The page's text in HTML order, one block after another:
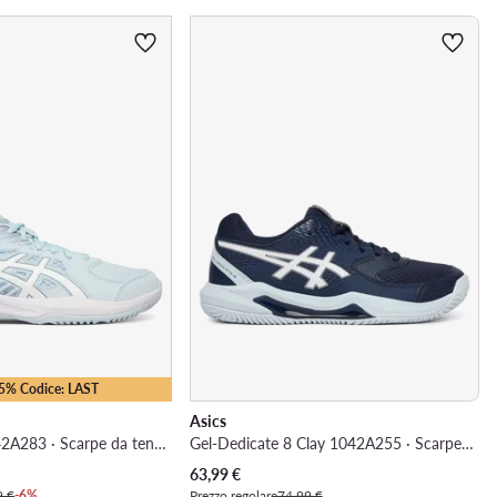
Codice: LAST
Court Slide 4 1042A283 · Scarpe da tennis
Asics
Gel-Dedicate 8 Clay 1042A255 · Scarpe da tennis
Prezzo attuale
63,99€